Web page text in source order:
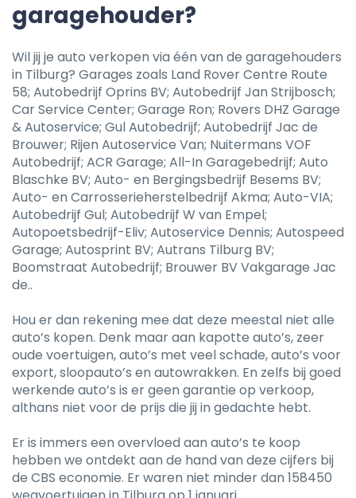
garagehouder?
Wil jij je auto verkopen via één van de garagehouders
in Tilburg? Garages zoals Land Rover Centre Route
58; Autobedrijf Oprins BV; Autobedrijf Jan Strijbosch;
Car Service Center; Garage Ron; Rovers DHZ Garage
& Autoservice; Gul Autobedrijf; Autobedrijf Jac de
Brouwer; Rijen Autoservice Van; Nuitermans VOF
Autobedrijf; ACR Garage; All-In Garagebedrijf; Auto
Blaschke BV; Auto- en Bergingsbedrijf Besems BV;
Auto- en Carrosserieherstelbedrijf Akma; Auto-VIA;
Autobedrijf Gul; Autobedrijf W van Empel;
Autopoetsbedrijf-Eliv; Autoservice Dennis; Autospeed
Garage; Autosprint BV; Autrans Tilburg BV;
Boomstraat Autobedrijf; Brouwer BV Vakgarage Jac
de..
Hou er dan rekening mee dat deze meestal niet alle
auto’s kopen. Denk maar aan kapotte auto’s, zeer
oude voertuigen, auto’s met veel schade, auto’s voor
export, sloopauto’s en autowrakken. En zelfs bij goed
werkende auto’s is er geen garantie op verkoop,
althans niet voor de prijs die jij in gedachte hebt.
Er is immers een overvloed aan auto’s te koop
hebben we ontdekt aan de hand van deze cijfers bij
de CBS economie. Er waren niet minder dan 158450